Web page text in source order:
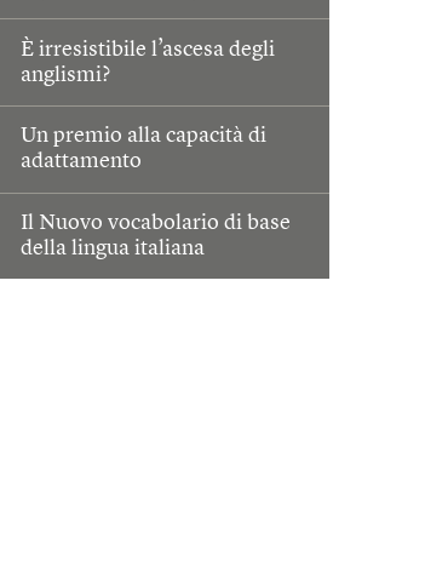
È irresistibile l’ascesa degli
anglismi?
Un premio alla capacità di
adattamento
Il Nuovo vocabolario di base
della lingua italiana